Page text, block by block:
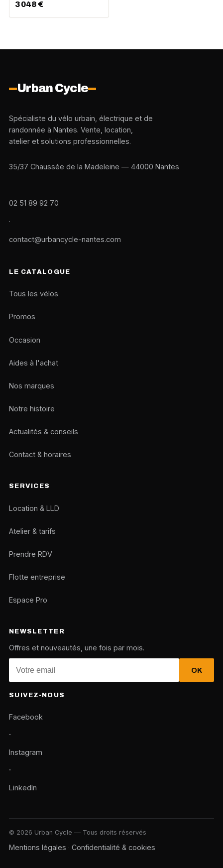
3 048 €
Urban Cycle
Spécialiste du vélo urbain, électrique et de
randonnée à Nantes. Vente, location,
atelier et solutions professionnelles.
35/37 Chaussée de la Madeleine — 44000 Nantes
02 51 89 92 70
·
contact@urbancycle-nantes.com
LE CATALOGUE
Tous les vélos
Promos
Occasion
Aides à l'achat
Nos marques
Notre histoire
Actualités & conseils
Contact & horaires
SERVICES
Location & LLD
Atelier & tarifs
Prendre RDV
Flotte entreprise
Espace Pro
NEWSLETTER
Offres et nouveautés, une fois par mois.
OK
SUIVEZ-NOUS
Facebook
·
Instagram
·
LinkedIn
© 2026 Urban Cycle — Tous droits réservés
Mentions légales · Confidentialité & cookies